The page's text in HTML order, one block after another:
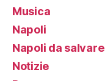
Musica
Napoli
Napoli da salvare
Notizie